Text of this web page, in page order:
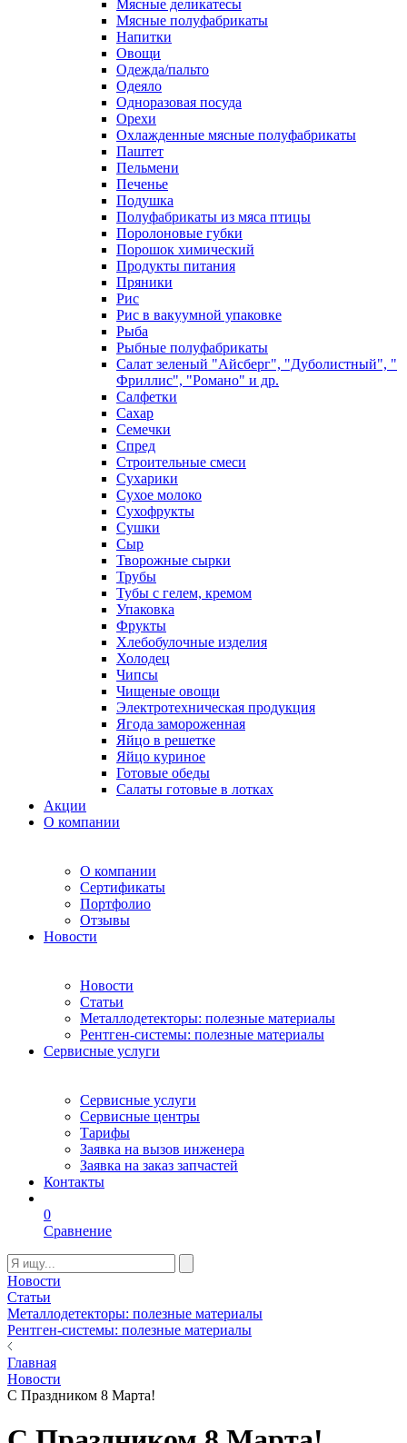
Мясные деликатесы
Мясные полуфабрикаты
Напитки
Овощи
Одежда/пальто
Одеяло
Одноразовая посуда
Орехи
Охлажденные мясные полуфабрикаты
Паштет
Пельмени
Печенье
Подушка
Полуфабрикаты из мяса птицы
Поролоновые губки
Порошок химический
Продукты питания
Пряники
Рис
Рис в вакуумной упаковке
Рыба
Рыбные полуфабрикаты
Салат зеленый "Айсберг", "Дуболистный", "
Фриллис", "Романо" и др.
Салфетки
Сахар
Семечки
Спред
Строительные смеси
Сухарики
Сухое молоко
Сухофрукты
Сушки
Сыр
Творожные сырки
Трубы
Тубы с гелем, кремом
Упаковка
Фрукты
Хлебобулочные изделия
Холодец
Чипсы
Чищеные овощи
Электротехническая продукция
Ягода замороженная
Яйцо в решетке
Яйцо куриное
Готовые обеды
Салаты готовые в лотках
Акции
О компании
О компании
Сертификаты
Портфолио
Отзывы
Новости
Новости
Статьи
Металлодетекторы: полезные материалы
Рентген-системы: полезные материалы
Сервисные услуги
Сервисные услуги
Сервисные центры
Тарифы
Заявка на вызов инженера
Заявка на заказ запчастей
Контакты
0
Сравнение
Новости
Статьи
Металлодетекторы: полезные материалы
Рентген-системы: полезные материалы
Главная
Новости
С Праздником 8 Марта!